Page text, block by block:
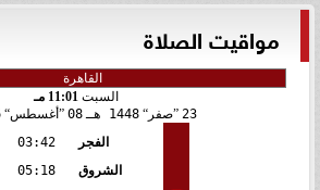
مواقيت الصلاة
السبت 11:01 مـ
23 صفر 1448 هـ 08 أغسطس
الفجر
03:42
الشروق
05:18